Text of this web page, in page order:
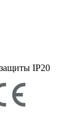
IP20